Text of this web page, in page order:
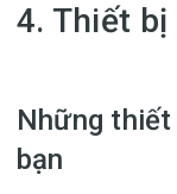
4. Thiết bị
Những
bạn